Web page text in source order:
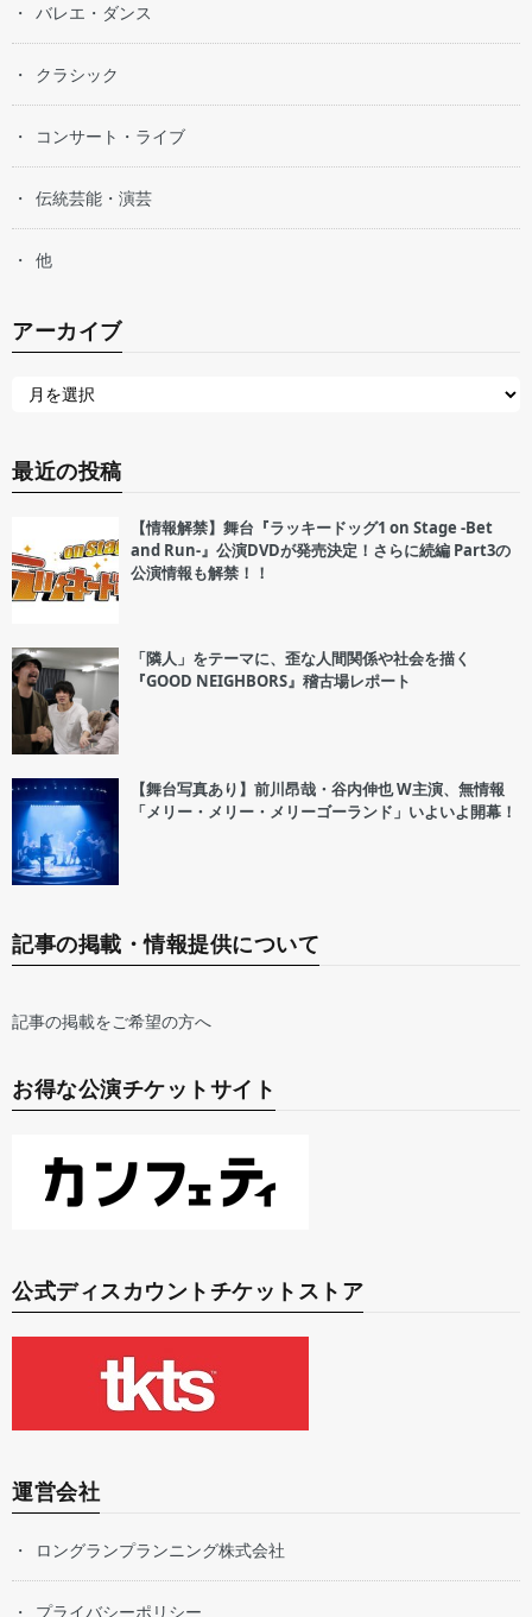
バレエ・ダンス
クラシック
コンサート・ライブ
伝統芸能・演芸
他
アーカイブ
最近の投稿
【情報解禁】舞台『ラッキードッグ1 on Stage -Bet
and Run-』公演DVDが発売決定！さらに続編 Part3の
公演情報も解禁！！
「隣人」をテーマに、歪な人間関係や社会を描く
『GOOD NEIGHBORS』稽古場レポート
【舞台写真あり】前川昂哉・谷内伸也 W主演、無情報
「メリー・メリー・メリーゴーランド」いよいよ開幕！
記事の掲載・情報提供について
記事の掲載をご希望の方へ
お得な公演チケットサイト
公式ディスカウントチケットストア
運営会社
ロングランプランニング株式会社
プライバシーポリシー